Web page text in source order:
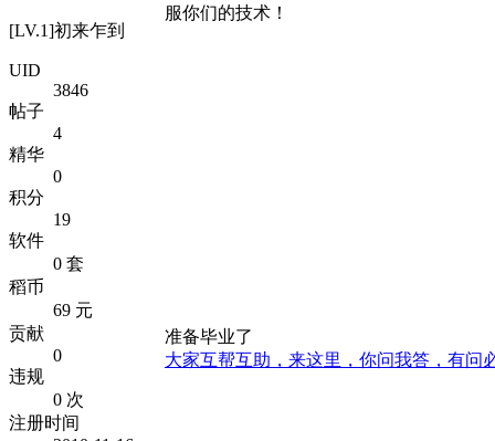
[LV.1]初来乍到
UID
3846
帖子
4
精华
0
积分
19
软件
0 套
稻币
69 元
贡献
0
违规
0 次
注册时间
服你们的技术！
准备毕业了
大家互帮互助，来这里，你问我答，有问